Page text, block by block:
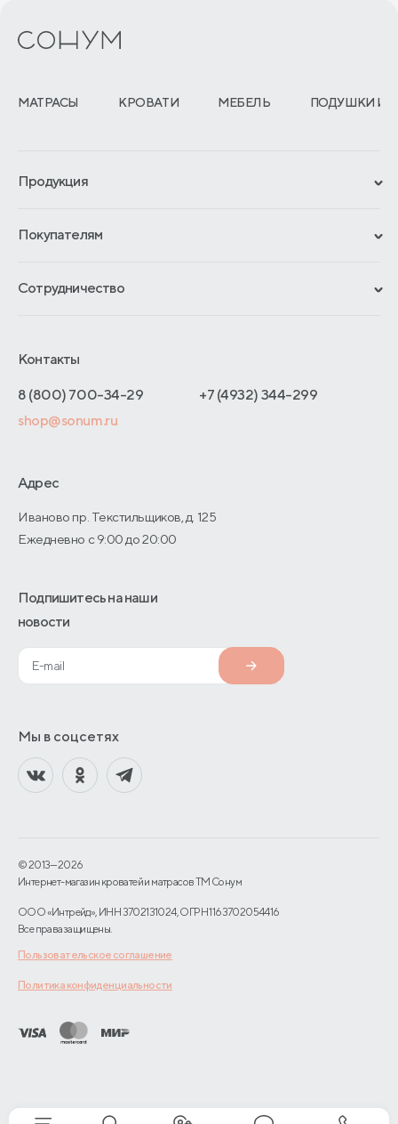
МАТРАСЫ КРОВАТИ МЕБЕЛЬ ПОДУШКИ И
Продукция
Гарантии
Отзывы покупателей
Покупателям
Обмен и возврат
Как оформить заказ
Адреса магазинов
Договор-оферты
Сотрудничество
Отельерам
Оптовые продажи
О производстве
Контакты
8 (800) 700-34-29
+7 (4932) 344-299
shop@sonum.ru
Адрес
Иваново пр. Текстильщиков, д. 125
Ежедневно с 9:00 до 20:00
Подпишитесь на наши
новости
Мы в соцсетях
© 2013—2026
Интернет-магазин кроватей и матрасов TM Сонум
ООО «Интрейд», ИНН 3702131024, ОГРН 1163702054416
Все права защищены.
Пользовательское соглашение
Политика конфиденциальности